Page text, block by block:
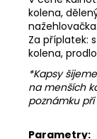
kolena,
nažehlovačka.
Za příplatek:
kolena,
*Kapsy
na menších
poznámku
Parametry: